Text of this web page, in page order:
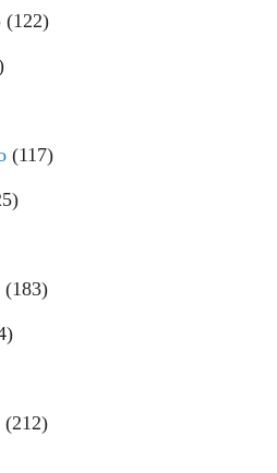
(122)
(117)
(183)
(212)